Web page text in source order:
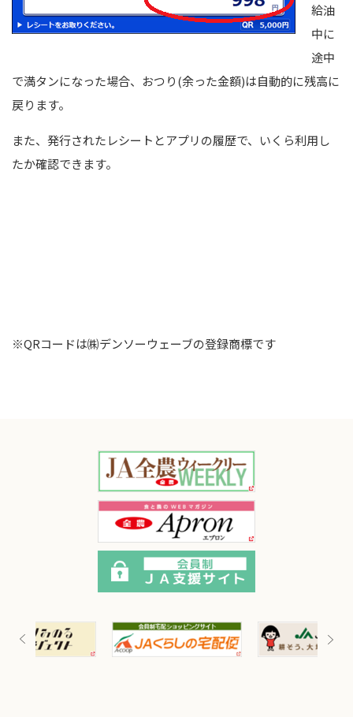
給油
中に
途中
で満タンになった場合、おつり(余った金額)は自動的に残高に
戻ります。
また、発行されたレシートとアプリの履歴で、いくら利用し
たか確認できます。
※QRコードは㈱デンソーウェーブの登録商標です